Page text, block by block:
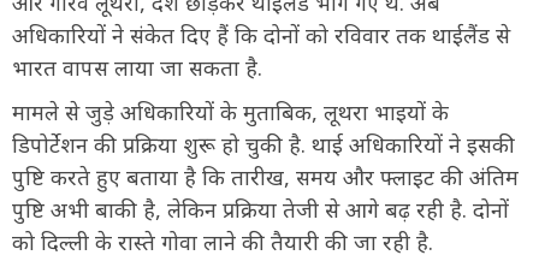
अधिकारियों ने संकेत दिए हैं कि दोनों को रविवार तक थाईलैंड से
भारत वापस लाया जा सकता है.
मामले से जुड़े अधिकारियों के मुताबिक, लूथरा भाइयों के
डिपोर्टेशन की प्रक्रिया शुरू हो चुकी है. थाई अधिकारियों ने इसकी
पुष्टि करते हुए बताया है कि तारीख, समय और फ्लाइट की अंतिम
पुष्टि अभी बाकी है, लेकिन प्रक्रिया तेजी से आगे बढ़ रही है. दोनों
को दिल्ली के रास्ते गोवा लाने की तैयारी की जा रही है.